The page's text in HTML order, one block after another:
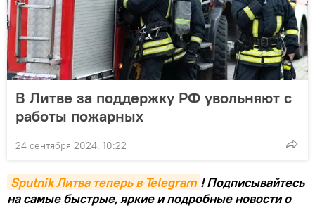
В Литве за поддержку РФ увольняют с
работы пожарных
24 сентября 2024, 10:22
Sputnik Литва теперь в Telegram ! Подписывайтесь
на самые быстрые, яркие и подробные новости о